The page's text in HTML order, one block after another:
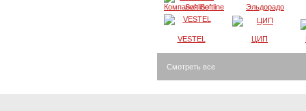
Компания Softline Эльдорадо
VESTEL ЦИП
Смотреть все